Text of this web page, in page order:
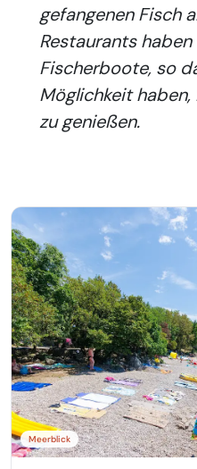
gefangenen Fisch
Restaurants haben
Fischerboote, so
Möglichkeit
zu genießen.
Meerblick